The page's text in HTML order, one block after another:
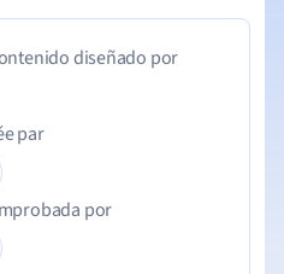
diseñado por
par
por